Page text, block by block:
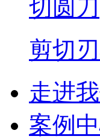
剪切
走进
案例